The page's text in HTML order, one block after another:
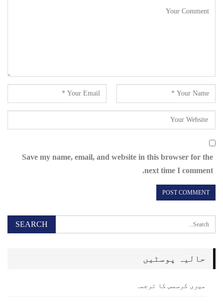
Save my name, email, and website in this browser for the
next time I comment.
حالیہ پوسٹیں
میری کرسمس کا ترجمہ